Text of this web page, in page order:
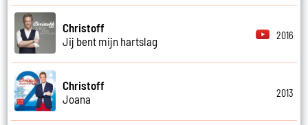
Christoff
Jij bent mijn hartslag
2016
Christoff
Joana
2013